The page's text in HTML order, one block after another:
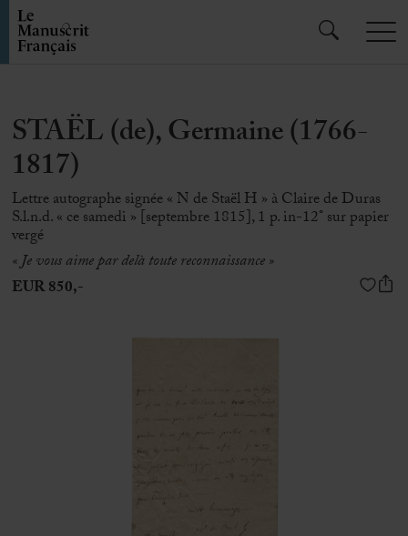
STAËL (de), Germaine (1766-
1817)
Lettre autographe signée « N de Staël H » à Claire de Duras
S.l.n.d. « ce samedi » [septembre 1815], 1 p. in-12° sur papier
vergé
« Je vous aime par delà toute reconnaissance »
EUR 850,-